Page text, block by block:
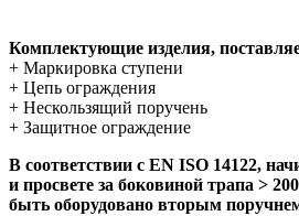
Комплектующие изделия,
+ Маркировка ступени
+ Цепь ограждения
+ Нескользящий поручень
+ Защитное ограждение
В соответствии с EN ISO 14122,
и просвете за боковиной трапа >
быть оборудовано вторым